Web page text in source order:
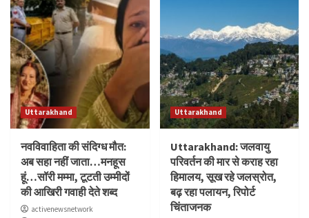
Uttarakhand
नवविवाहिता की संदिग्ध मौत:
अब सहा नहीं जाता…मनहूस
हूं…सॉरी मम्मा, टूटती उम्मीदों
की आखिरी गवाही देते शब्द
activenewsnetwork
Uttarakhand
Uttarakhand: जलवायु
परिवर्तन की मार से कराह रहा
हिमालय, सूख रहे जलस्रोत,
बढ़ रहा पलायन, रिपोर्ट
चिंताजनक